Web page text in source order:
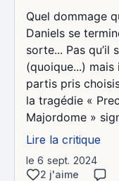
Quel dommage
Daniels se
sorte... Pas
(quoique...)
partis pris
la tragédie «
Majordome »
Lire la critique
le 6 sept. 2024
2 j'aime